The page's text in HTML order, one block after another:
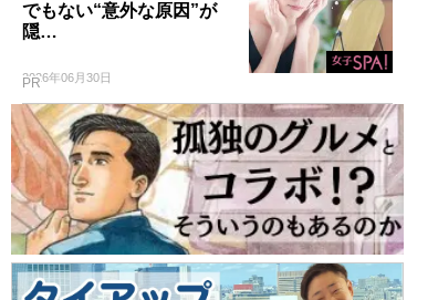
でもない“意外な原因”が
隠…
2026年06月30日
PR